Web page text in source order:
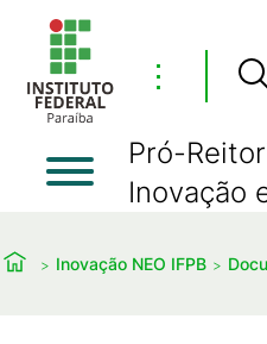
⋮
Pró-
Inovação
Inovação NEO IFPB